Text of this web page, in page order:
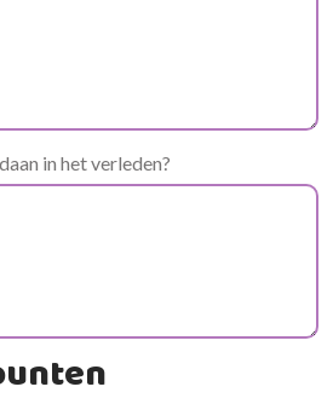
in het verleden?